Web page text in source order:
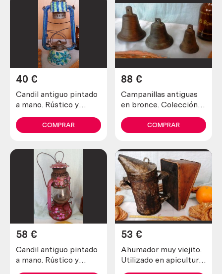
Candil antiguo pintado
a mano. Rústico y
decoración.
40 €
COMPRAR
Campanillas antiguas
en bronce. Colección.
88 €
COMPRAR
Candil antiguo pintado
a mano. Rústico y
58 €
Ahumador muy viejito.
Utilizado en apicultura
53 €